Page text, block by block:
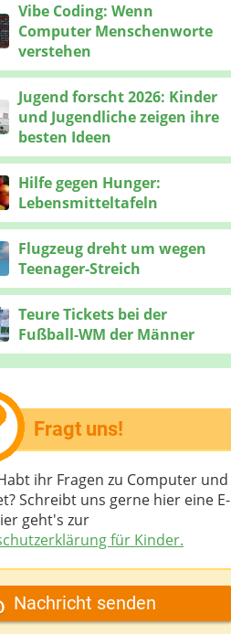
Vibe Coding: Wenn
Computer Menschenworte
verstehen
Jugend forscht 2026: Kinder
und Jugendliche zeigen ihre
besten Ideen
Hilfe gegen Hunger:
Lebensmitteltafeln
Flugzeug dreht um wegen
Teenager-Streich
Teure Tickets bei der
Fußball-WM der Männer
Fragt uns!
ihr Fragen zu Computer und
Schreibt uns gerne hier eine E-
geht's zur
für Kinder.
Nachricht senden